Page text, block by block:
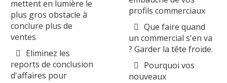
mettent en lumière le
plus gros obstacle à
conclure plus de
ventes
Eliminez les
reports de conclusion
d'affaires pour
profils commerciaux
Que faire quand
un commercial s'en va
? Garder la tête froide.
Pourquoi vos
nouveaux